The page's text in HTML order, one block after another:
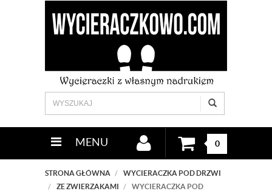
MENU 0
STRONA GŁÓWNA
WYCIERACZKA POD DRZWI
ZE ZWIERZAKAMI
WYCIERACZKA POD